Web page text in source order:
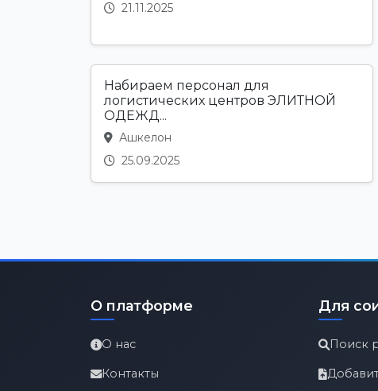
21.11.2025
Набираем персонал для
логистических центров ЭЛИТНОЙ
ОДЕЖД...
Ашкелон
25.09.2025
О платформе
О нас
Контакты
Для
Поиск